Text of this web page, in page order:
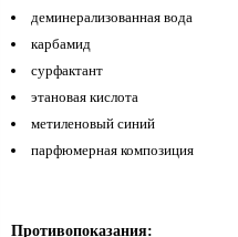
деминерализованная вода
карбамид
сурфактант
этановая кислота
метиленовый синий
парфюмерная композиция
Противопоказания: